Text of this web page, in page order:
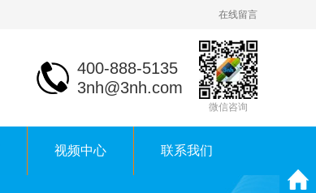
在线留言
微信咨询
400-888-5135
3nh@3nh.com
视频中心 联系我们